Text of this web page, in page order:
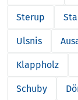
Sterup
Ulsnis
Klappholz
Schuby